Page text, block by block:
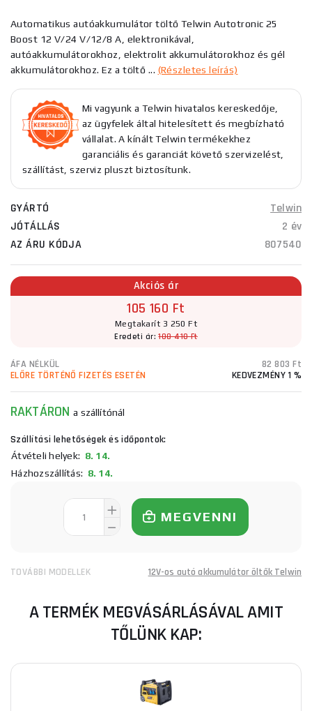
Automatikus autóakkumulátor töltő Telwin Autotronic 25
Boost 12 V/24 V/12/8 A, elektronikával,
autóakkumulátorokhoz, elektrolit akkumulátorokhoz és gél
akkumulátorokhoz. Ez a töltő ... (Részletes leírás)
Mi vagyunk a Telwin hivatalos kereskedője,
az ügyfelek által hitelesített és megbízható
vállalat. A kínált Telwin termékekhez
garanciális és garanciát követő szervizelést,
szállítást, szerviz pluszt biztosítunk.
GYÁRTÓ
Telwin
JÓTÁLLÁS
2 év
AZ ÁRU KÓDJA
807540
Akciós ár
105 160 Ft
Megtakarít 3 250 Ft
Eredeti ár:108 410 Ft
ÁFA NÉLKÜL
82 803 Ft
ELŐRE TÖRTÉNŐ FIZETÉS ESETÉN
KEDVEZMÉNY 1 %
RAKTÁRONa szállítónál
Szállítási lehetőségek és időpontok:
Átvételi helyek: 8. 14.
Házhozszállítás: 8. 14.
MEGVENNI
TOVÁBBI MODELLEK 12V-os autó akkumulátor öltők Telwin
A TERMÉK MEGVÁSÁRLÁSÁVAL AMIT
TŐLÜNK KAP: